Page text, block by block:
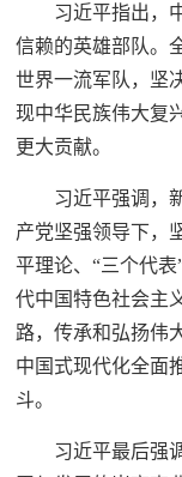
习近平指出，
信赖的英雄部队。
世界一流军队，坚
现中华民族伟大复
更大贡献。
习近平强调，
产党坚强领导下，
平理论、“三个代
代中国特色社会主
路，传承和弘扬伟
中国式现代化全面
斗。
习近平最后强